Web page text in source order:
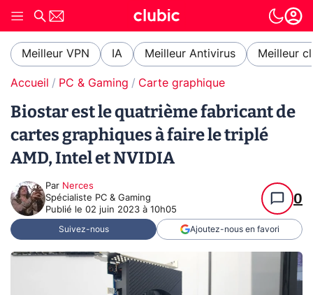
Meilleur VPN IA Meilleur Antivirus Meilleur
Accueil PC & Gaming Carte graphique
Biostar est le quatrième fabricant de
cartes graphiques à faire le triplé
AMD, Intel et NVIDIA
Par Nerces
Spécialiste PC & Gaming
Publié le 02 juin 2023 à 10h05
0
Suivez-nous Ajoutez-nous en favori